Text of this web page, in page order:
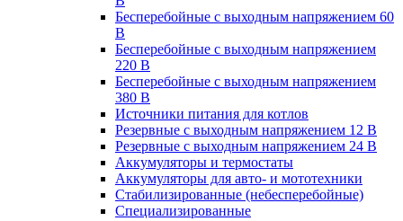
Бесперебойные с выходным напряжением 60
В
Бесперебойные с выходным напряжением
220 В
Бесперебойные с выходным напряжением
380 В
Источники питания для котлов
Резервные с выходным напряжением 12 В
Резервные с выходным напряжением 24 В
Аккумуляторы и термостаты
Аккумуляторы для авто- и мототехники
Стабилизированные (небесперебойные)
Специализированные